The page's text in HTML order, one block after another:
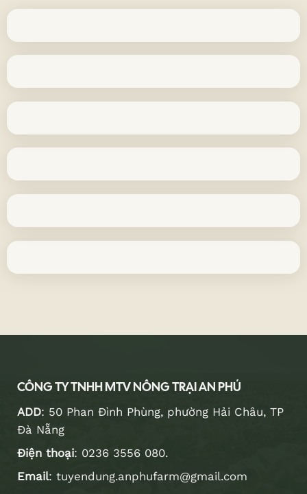
chuyển
CÔNG TY TNHH MTV NÔNG TRẠI AN PHÚ
ADD: 50 Phan Đình Phùng, phường Hải Châu, TP
Đà Nẵng
Điện thoại: 0236 3556 080.
Email: tuyendung.anphufarm@gmail.com